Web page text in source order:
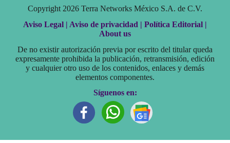
Copyright 2026 Terra Networks México S.A. de C.V.
Aviso Legal | Aviso de privacidad | Política Editorial |
About us
De no existir autorización previa por escrito del titular queda
expresamente prohibida la publicación, retransmisión, edición
y cualquier otro uso de los contenidos, enlaces y demás
elementos componentes.
Síguenos en: